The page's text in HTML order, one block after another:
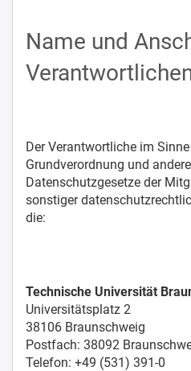
Name und
Der Verantwortliche im
Grundverordnung und
Datenschutzgesetze der
sonstiger
die:
Technische Universität
Universitätsplatz 2
38106 Braunschweig
Postfach: 38092
Telefon: +49 (531) 391-0